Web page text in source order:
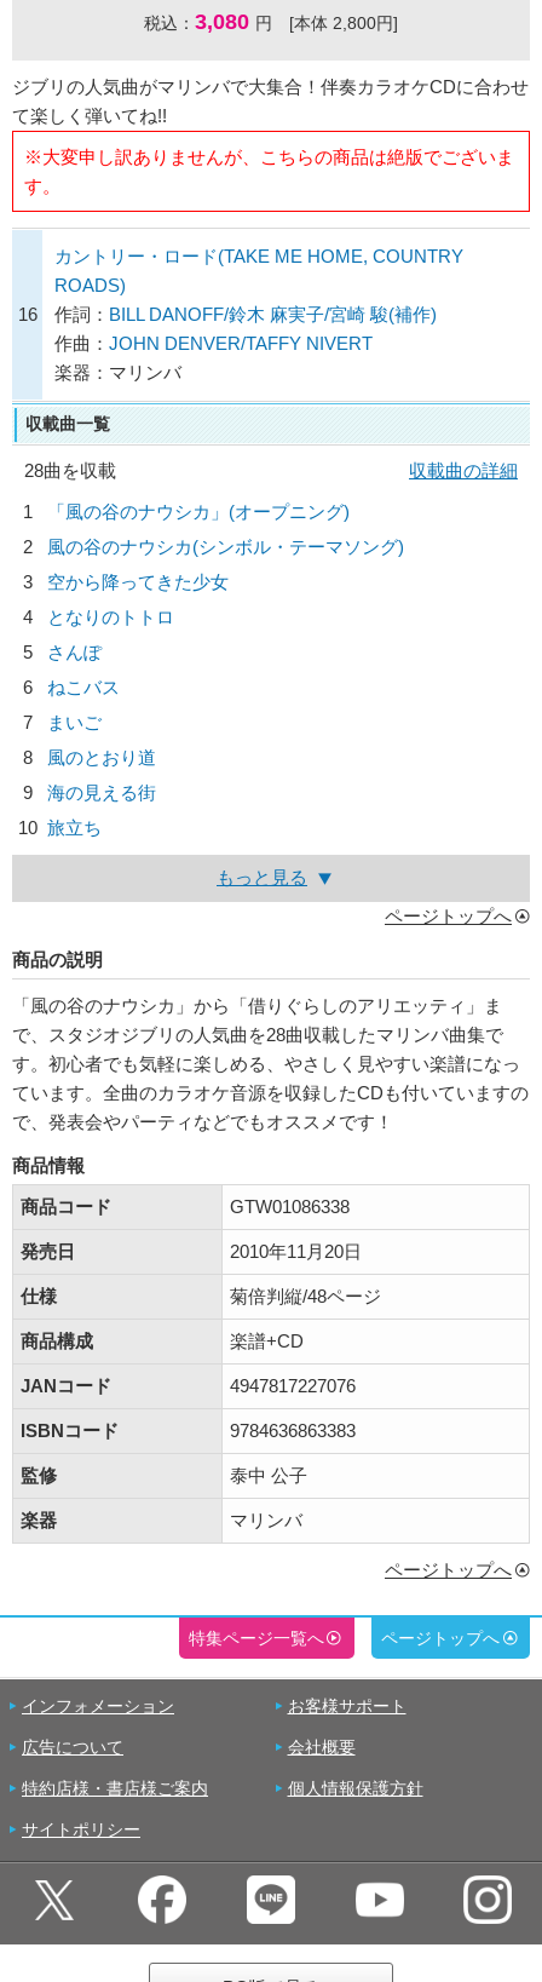
税込： 3,080 円 [本体 2,800円]
ジブリの人気曲がマリンバで大集合！伴奏カラオケCDに合わせ
て楽しく弾いてね!!
※大変申し訳ありませんが、こちらの商品は絶版でございま
す。
16
カントリー・ロード(TAKE ME HOME, COUNTRY
ROADS)
作詞： BILL DANOFF/鈴木 麻実子/宮崎 駿(補作)
作曲： JOHN DENVER/TAFFY NIVERT
楽器：マリンバ
収載曲一覧
28曲を収載
収載曲の詳細
1
「風の谷のナウシカ」(オープニング)
2
風の谷のナウシカ(シンボル・テーマソング)
3
空から降ってきた少女
4
となりのトトロ
5
さんぽ
6
ねこバス
7
まいご
8
風のとおり道
9
海の見える街
10 旅立ち
もっと見る
ページトップへ
商品の説明
「風の谷のナウシカ」から「借りぐらしのアリエッティ」ま
で、スタジオジブリの人気曲を28曲収載したマリンバ曲集で
す。初心者でも気軽に楽しめる、やさしく見やすい楽譜になっ
ています。全曲のカラオケ音源を収録したCDも付いていますの
で、発表会やパーティなどでもオススメです！
商品情報
商品コード
GTW01086338
発売日 2010年11月20日
仕様 菊倍判縦/48ページ
商品構成 楽譜+CD
JANコード 4947817227076
ISBNコード 9784636863383
監修 泰中 公子
楽器 マリンバ
ページトップへ
特集ページ一覧へ ページトップへ
インフォメーション お客様サポート
広告について 会社概要
特約店様・書店様ご案内 個人情報保護方針
サイトポリシー